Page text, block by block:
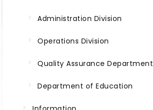
Administration Division
Operations Division
Quality Assurance Department
Department of Education